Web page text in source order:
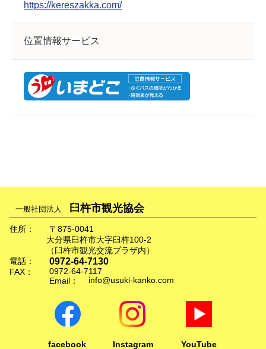
https://kereszakka.com/
位置情報サービス
一般社団法人 臼杵市観光協会
住所：
〒875-0041
大分県臼杵市大字臼杵100-2
（臼杵市観光交流プラザ内）
電話：
0972-64-7130
FAX：
0972-64-7117
Email：
info@usuki-kanko.com
facebook Instagram YouTube